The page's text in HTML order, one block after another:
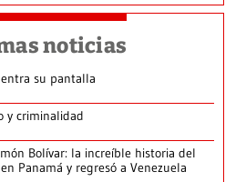
noticias
su pantalla​
y criminalidad
Bolívar: la increíble historia del
Panamá y regresó a Venezuela